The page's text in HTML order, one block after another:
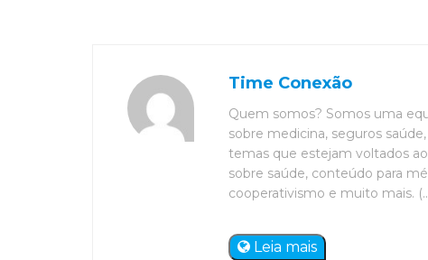
Time Conexão
Quem somos? Somos uma
sobre medicina, seguros
temas que estejam voltados
sobre saúde, conteúdo para
cooperativismo e muito mais.
Leia mais